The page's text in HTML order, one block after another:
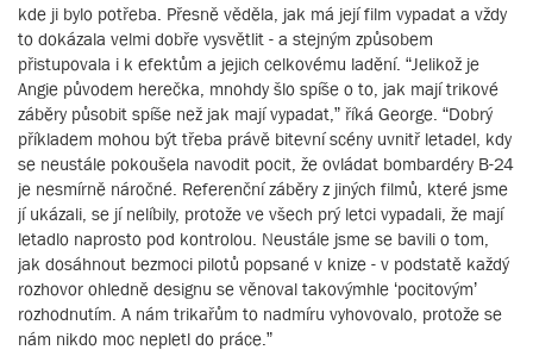
kde ji bylo potřeba. Přesně věděla, jak má její film vypadat a vždy
to dokázala velmi dobře vysvětlit - a stejným způsobem
přistupovala i k efektům a jejich celkovému ladění. “Jelikož je
Angie původem herečka, mnohdy šlo spíše o to, jak mají trikové
záběry působit spíše než jak mají vypadat,” říká George. “Dobrý
příkladem mohou být třeba právě bitevní scény uvnitř letadel, kdy
se neustále pokoušela navodit pocit, že ovládat bombardéry B-24
je nesmírně náročné. Referenční záběry z jiných filmů, které jsme
jí ukázali, se jí nelíbily, protože ve všech prý letci vypadali, že mají
letadlo naprosto pod kontrolou. Neustále jsme se bavili o tom,
jak dosáhnout bezmoci pilotů popsané v knize - v podstatě každý
rozhovor ohledně designu se věnoval takovýmhle ‘pocitovým’
rozhodnutím. A nám trikařům to nadmíru vyhovovalo, protože se
nám nikdo moc nepletl do práce.”